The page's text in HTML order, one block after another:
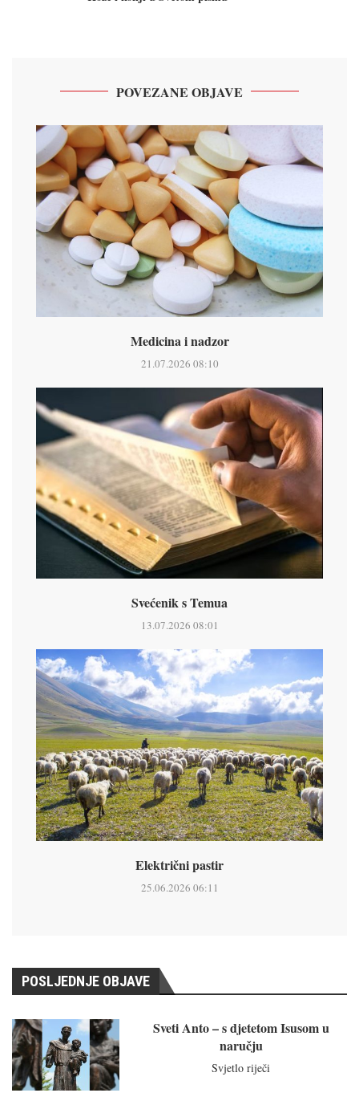
POVEZANE OBJAVE
Medicina i nadzor
21.07.2026 08:10
Svećenik s Temua
13.07.2026 08:01
Električni pastir
25.06.2026 06:11
POSLJEDNJE OBJAVE
Sveti Anto – s djetetom Isusom u
naručju
Svjetlo riječi